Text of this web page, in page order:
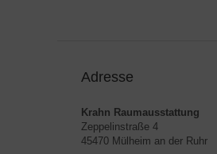
Adresse
Krahn Raumausstattung
Zeppelinstraße 4
45470 Mülheim an der Ruhr